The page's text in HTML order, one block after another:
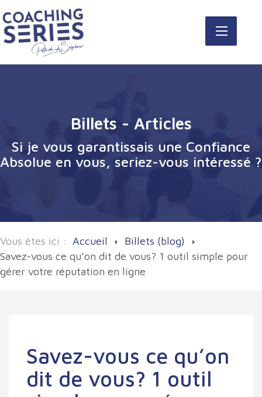
Billets - Articles
Si je vous garantissais une Confiance
Absolue en vous, seriez-vous intéressé ?
Vous êtes ici : Accueil
Billets (blog)
Savez-vous ce qu’on dit de vous? 1 outil simple pour
gérer votre réputation en ligne
Savez-vous ce qu’on
dit de vous? 1 outil